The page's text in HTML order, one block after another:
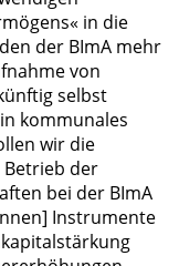
in die
der BImA mehr
von
selbst
kommunales
wir die
der
bei der BImA
Instrumente